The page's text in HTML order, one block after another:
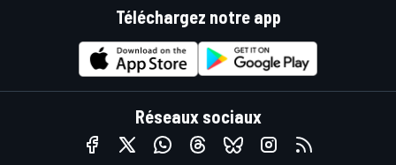
Téléchargez notre app
Réseaux sociaux